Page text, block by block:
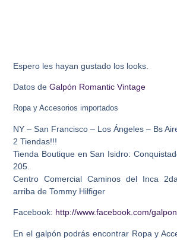
Espero les hayan gustado los looks.
Datos deGalpón Romantic Vintage
Ropa y Accesorios importados
NY – San Francisco – Los Ángeles – Bs
2 Tiendas!!!
Tienda Boutique en San Isidro:
205.
Centro Comercial Caminos del Inca
arriba de Tommy Hilfiger
Facebook: http://www.facebook.com/
En el galpón podrás encontrar Ropa y